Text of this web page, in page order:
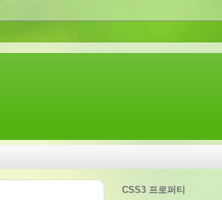
CSS3 프로퍼티